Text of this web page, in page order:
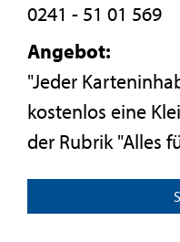
0241 - 51 01 569
Angebot:
"Jeder
kostenlos eine
der Rubrik "Alles